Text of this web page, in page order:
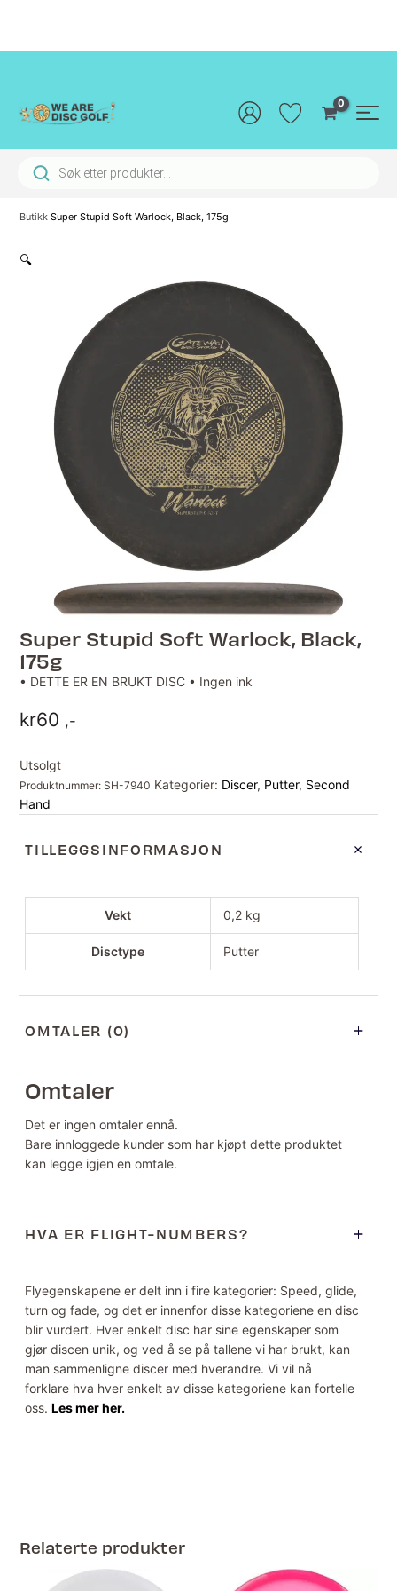
innholdet
Products search
Butikk Super Stupid Soft Warlock, Black, 175g
🔍
Super Stupid Soft Warlock, Black,
175g
• DETTE ER EN BRUKT DISC • Ingen ink
kr60 ,-
Utsolgt
Produktnummer:SH-7940 Kategorier: Discer, Putter, Second
Hand
TILLEGGSINFORMASJON
Vekt 0,2 kg
Disctype Putter
OMTALER (0)
Omtaler
Det er ingen omtaler ennå.
Bare innloggede kunder som har kjøpt dette produktet
kan legge igjen en omtale.
HVA ER FLIGHT-NUMBERS?
Flyegenskapene er delt inn i fire kategorier: Speed, glide,
turn og fade, og det er innenfor disse kategoriene en disc
blir vurdert. Hver enkelt disc har sine egenskaper som
gjør discen unik, og ved å se på tallene vi har brukt, kan
man sammenligne discer med hverandre. Vi vil nå
forklare hva hver enkelt av disse kategoriene kan fortelle
oss.Les mer her.
Relaterte produkter